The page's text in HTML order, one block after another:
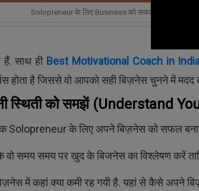
Solopreneur के लिए Business को सफल बनाने के 5
साथ ही Best Motivational Coach in
होता है जिससे वो आपको सही बिज़नेस चुनने में
स्थिती को समझें(Understand
Solopreneur के लिए अपने बिज़नेस को सफल
वो समय समय पर खुद के बिजनेस का विश्लेषण करें
में कहां क्या कमी रह गयी है. यहां से कैसे अपने